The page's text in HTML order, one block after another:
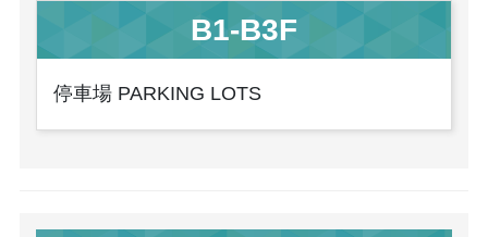
B1-B3F
停車場 PARKING LOTS